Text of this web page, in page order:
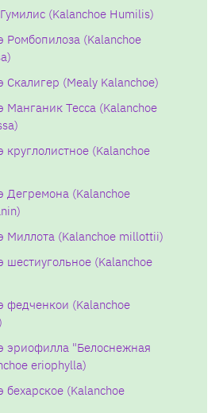
(Kalanchoe Humilis)
Ромбопилоза (Kalanchoe
Скалигер (Mealy Kalanchoe)
Манганик Тесса (Kalanchoe
круглолистное (Kalanchoe
Дегремона (Kalanchoe
Миллота (Kalanchoe millottii)
шестиугольное (Kalanchoe
федченкои (Kalanchoe
эриофилла "Белоснежная
eriophylla)
бехарское (Kalanchoe